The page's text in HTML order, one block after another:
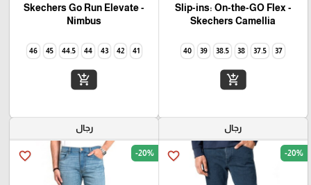
Slip-ins: On-the-GO Flex -
Camellia‏ Skechers
37
37.5
38
38.5
39
40
add_shopping_cart
Skechers Go Run Elevate -
Nimbus
41
42
43
44
44.5
45
46
add_shopping_cart
رجال
favorite_border -20%
رجال
favorite_border -20%